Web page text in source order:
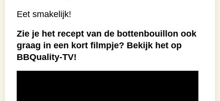
Eet smakelijk!
Zie je het recept van de bottenbouillon ook
graag in een kort filmpje? Bekijk het op
BBQuality-TV!